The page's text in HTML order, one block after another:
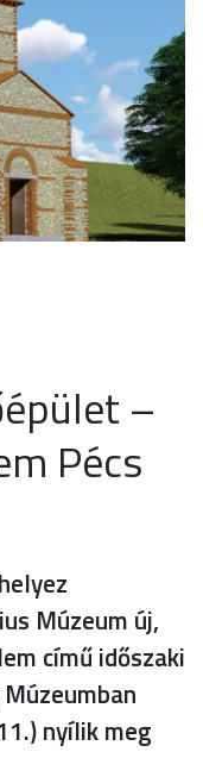
–
Pécs
Múzeum új,
című időszaki
nyílik meg